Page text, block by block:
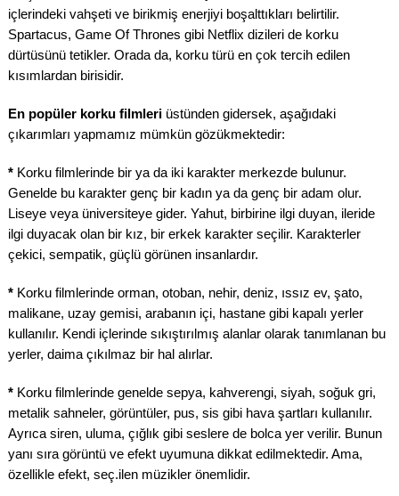
içlerindeki vahşeti ve birikmiş enerjiyi boşalttıkları belirtilir.
Spartacus, Game Of Thrones gibi Netflix dizileri de korku
dürtüsünü tetikler. Orada da, korku türü en çok tercih edilen
kısımlardan birisidir.
En popüler korku filmleri üstünden gidersek, aşağıdaki
çıkarımları yapmamız mümkün gözükmektedir:
* Korku filmlerinde bir ya da iki karakter merkezde bulunur.
Genelde bu karakter genç bir kadın ya da genç bir adam olur.
Liseye veya üniversiteye gider. Yahut, birbirine ilgi duyan, ileride
ilgi duyacak olan bir kız, bir erkek karakter seçilir. Karakterler
çekici, sempatik, güçlü görünen insanlardır.
* Korku filmlerinde orman, otoban, nehir, deniz, ıssız ev, şato,
malikane, uzay gemisi, arabanın içi, hastane gibi kapalı yerler
kullanılır. Kendi içlerinde sıkıştırılmış alanlar olarak tanımlanan bu
yerler, daima çıkılmaz bir hal alırlar.
*Korku filmlerinde genelde sepya, kahverengi, siyah, soğuk gri,
metalik sahneler, görüntüler, pus, sis gibi hava şartları kullanılır.
Ayrıca siren, uluma, çığlık gibi seslere de bolca yer verilir. Bunun
yanı sıra görüntü ve efekt uyumuna dikkat edilmektedir. Ama,
özellikle efekt, seç.ilen müzikler önemlidir.